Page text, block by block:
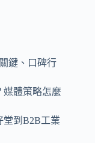
鍵、口碑行
媒體策略怎麼
堂到B2B工業